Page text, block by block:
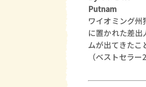
Putnam
ワイオミング
に置かれた差
ムが出てきたこ
（ベストセラー